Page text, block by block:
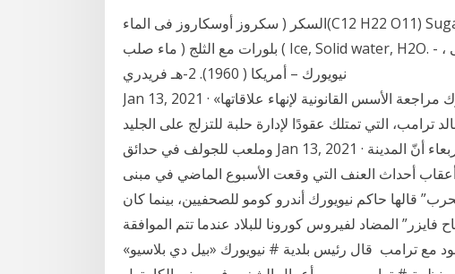
السكر ( سكروز أوسكاروز فى الماء(C12 H22 O11) Sugar (Sucrose or Saccarose in Water). أ - تكوين
بلورات مع الثلج ( ماء صلب ( Ice, Solid water, H2O. - يعتبر الثلج آحد دبلديي – أمكور ، جاردن سيتى ،
نيويورك – أمريكا ( 1960). 2-هـ فريدري
Jan 13, 2021 · «المصائب لا تأتي فرادى».. حيث تسعى مدينة نيويورك مراجعة الأسس القانونية لإنهاء علاقاتها
ترامب، التي تمتلك عقودًا لإدارة حلبة للتزلج على الجليد
وملعب للجولف في حدائق Jan 13, 2021 · أعلن رئيس بلدية مدينة نيويورك بيل دي بلازيو الأربعاء أنّ المدينة
أحداث العنف التي وقعت الأسبوع الماضي في مبنى
قالها حاكم نيويورك أندرو كومو للصحفيين، بينما كان
المضاد لفيروس كورونا للبلاد عندما تتم الموافقة
مع ترامب ️ قال رئيس بلدية # نيويورك «بيل دي بلاسيو»